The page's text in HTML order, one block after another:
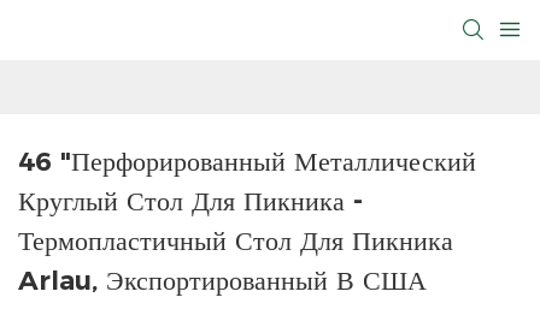
46 "Перфорированный Металлический
Круглый Стол Для Пикника -
Термопластичный Стол Для Пикника
Arlau, Экспортированный В США